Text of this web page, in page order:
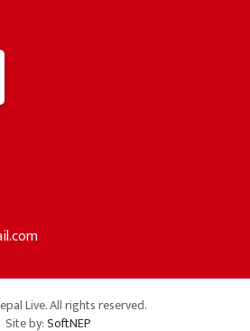
Live. All rights reserved.
Site by:SoftNEP